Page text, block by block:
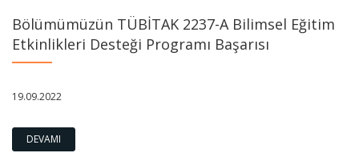
Bölümümüzün TÜBİTAK 2237-A Bilimsel Eğitim
Etkinlikleri Desteği Programı Başarısı
19.09.2022
DEVAMI